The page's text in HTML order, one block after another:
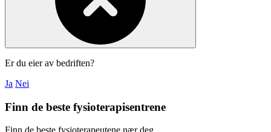
Er du eier av bedriften?
Ja Nei
Finn de beste fysioterapisentrene